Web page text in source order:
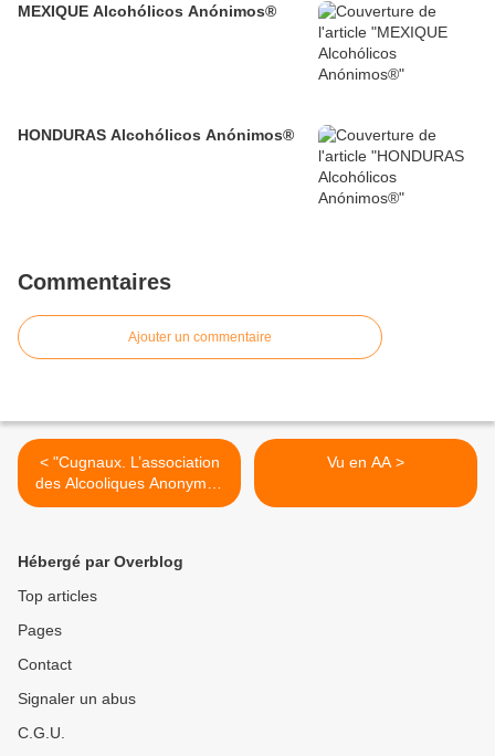
MEXIQUE Alcohólicos Anónimos®
HONDURAS Alcohólicos Anónimos®
Commentaires
Ajouter un commentaire
< "Cugnaux. L’association
des Alcooliques Anonymes
a un an"
Vu en AA >
Hébergé par Overblog
Top articles
Pages
Contact
Signaler un abus
C.G.U.